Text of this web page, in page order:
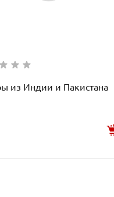
из Индии и Пакистана